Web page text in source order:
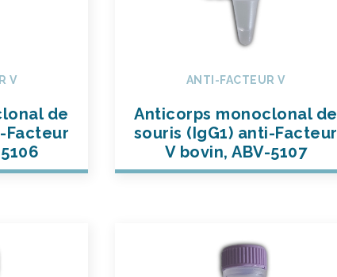
V
de
Facteur
ANTI-FACTEUR V
Anticorps monoclonal de
souris (IgG1) anti-Facteur
V bovin, ABV-5107